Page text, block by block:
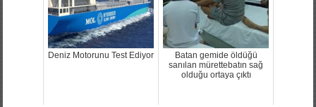
Deniz Motorunu Test Ediyor
Batan gemide öldüğü
sanılan mürettebatın sağ
olduğu ortaya çıktı